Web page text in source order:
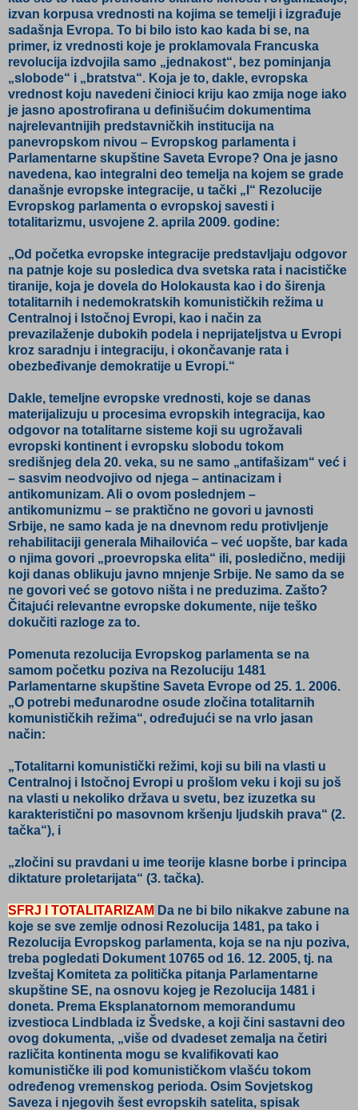
izvan korpusa vrednosti na kojima se temelji i izgrađuje
sadašnja Evropa. To bi bilo isto kao kada bi se, na
primer, iz vrednosti koje je proklamovala Francuska
revolucija izdvojila samo „jednakost“, bez pominjanja
„slobode“ i „bratstva“. Koja je to, dakle, evropska
vrednost koju navedeni činioci kriju kao zmija noge iako
je jasno apostrofirana u definišućim dokumentima
najrelevantnijih predstavničkih institucija na
panevropskom nivou – Evropskog parlamenta i
Parlamentarne skupštine Saveta Evrope? Ona je jasno
navedena, kao integralni deo temelja na kojem se grade
današnje evropske integracije, u tački „I“ Rezolucije
Evropskog parlamenta o evropskoj savesti i
totalitarizmu, usvojene 2. aprila 2009. godine:
„Od početka evropske integracije predstavljaju odgovor
na patnje koje su posledica dva svetska rata i nacističke
tiranije, koja je dovela do Holokausta kao i do širenja
totalitarnih i nedemokratskih komunističkih režima u
Centralnoj i Istočnoj Evropi, kao i način za
prevazilaženje dubokih podela i neprijateljstva u Evropi
kroz saradnju i integraciju, i okončavanje rata i
obezbeđivanje demokratije u Evropi.“
Dakle, temeljne evropske vrednosti, koje se danas
materijalizuju u procesima evropskih integracija, kao
odgovor na totalitarne sisteme koji su ugrožavali
evropski kontinent i evropsku slobodu tokom
središnjeg dela 20. veka, su ne samo „antifašizam“ već i
– sasvim neodvojivo od njega – antinacizam i
antikomunizam. Ali o ovom poslednjem –
antikomunizmu – se praktično ne govori u javnosti
Srbije, ne samo kada je na dnevnom redu protivljenje
rehabilitaciji generala Mihailovića – već uopšte, bar kada
o njima govori „proevropska elita“ ili, posledično, mediji
koji danas oblikuju javno mnjenje Srbije. Ne samo da se
ne govori već se gotovo ništa i ne preduzima. Zašto?
Čitajući relevantne evropske dokumente, nije teško
dokučiti razloge za to.
Pomenuta rezolucija Evropskog parlamenta se na
samom početku poziva na Rezoluciju 1481
Parlamentarne skupštine Saveta Evrope od 25. 1. 2006.
„O potrebi međunarodne osude zločina totalitarnih
komunističkih režima“, određujući se na vrlo jasan
način:
„Totalitarni komunistički režimi, koji su bili na vlasti u
Centralnoj i Istočnoj Evropi u prošlom veku i koji su još
na vlasti u nekoliko država u svetu, bez izuzetka su
karakteristični po masovnom kršenju ljudskih prava“ (2.
tačka“), i
„zločini su pravdani u ime teorije klasne borbe i principa
diktature proletarijata“ (3. tačka).
SFRJ I TOTALITARIZAM Da ne bi bilo nikakve zabune na
koje se sve zemlje odnosi Rezolucija 1481, pa tako i
Rezolucija Evropskog parlamenta, koja se na nju poziva,
treba pogledati Dokument 10765 od 16. 12. 2005, tj. na
Izveštaj Komiteta za politička pitanja Parlamentarne
skupštine SE, na osnovu kojeg je Rezolucija 1481 i
doneta. Prema Eksplanatornom memorandumu
izvestioca Lindblada iz Švedske, a koji čini sastavni deo
ovog dokumenta, „više od dvadeset zemalja na četiri
različita kontinenta mogu se kvalifikovati kao
komunističke ili pod komunističkom vlašću tokom
određenog vremenskog perioda. Osim Sovjetskog
Saveza i njegovih šest evropskih satelita, spisak